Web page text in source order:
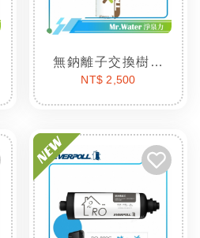
無鈉離子交換樹脂濾芯
NT$ 2,500